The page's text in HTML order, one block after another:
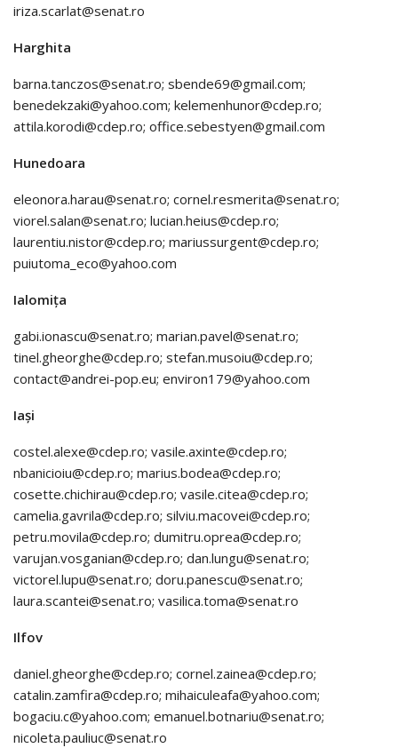
iriza.scarlat@senat.ro
Harghita
barna.tanczos@senat.ro; sbende69@gmail.com;
benedekzaki@yahoo.com; kelemenhunor@cdep.ro;
attila.korodi@cdep.ro; office.sebestyen@gmail.com
Hunedoara
eleonora.harau@senat.ro; cornel.resmerita@senat.ro;
viorel.salan@senat.ro; lucian.heius@cdep.ro;
laurentiu.nistor@cdep.ro; mariussurgent@cdep.ro;
puiutoma_eco@yahoo.com
Ialomița
gabi.ionascu@senat.ro; marian.pavel@senat.ro;
tinel.gheorghe@cdep.ro; stefan.musoiu@cdep.ro;
contact@andrei-pop.eu; environ179@yahoo.com
Iași
costel.alexe@cdep.ro; vasile.axinte@cdep.ro;
nbanicioiu@cdep.ro; marius.bodea@cdep.ro;
cosette.chichirau@cdep.ro; vasile.citea@cdep.ro;
camelia.gavrila@cdep.ro; silviu.macovei@cdep.ro;
petru.movila@cdep.ro; dumitru.oprea@cdep.ro;
varujan.vosganian@cdep.ro; dan.lungu@senat.ro;
victorel.lupu@senat.ro; doru.panescu@senat.ro;
laura.scantei@senat.ro; vasilica.toma@senat.ro
Ilfov
daniel.gheorghe@cdep.ro; cornel.zainea@cdep.ro;
catalin.zamfira@cdep.ro; mihaiculeafa@yahoo.com;
bogaciu.c@yahoo.com; emanuel.botnariu@senat.ro;
nicoleta.pauliuc@senat.ro